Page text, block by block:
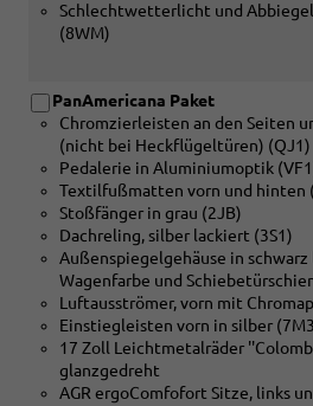
Schlechtwetterlicht und
(8WM)
PanAmericana Paket
Chromzierleisten an den Seiten
(nicht bei Heckflügeltüren) (QJ1)
Pedalerie in Aluminiumoptik
Textilfußmatten vorn und hinten
Stoßfänger in grau (2JB)
Dachreling, silber lackiert (3S1)
Außenspiegelgehäuse in
Wagenfarbe und
Luftausströmer, vorn mit
Einstiegleisten vorn in silber
17 Zoll Leichtmetalräder
glanzgedreht
AGR ergoComfofort Sitze, links